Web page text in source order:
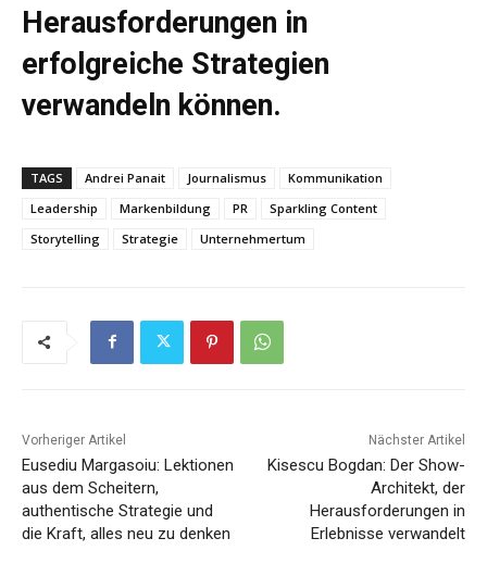
Herausforderungen in
erfolgreiche Strategien
verwandeln können.
TAGS Andrei Panait Journalismus
Kommunikation
Leadership
Markenbildung PR
Sparkling Content
Storytelling
Strategie Unternehmertum
Vorheriger Artikel
Eusediu Margasoiu: Lektionen
aus dem Scheitern,
authentische Strategie und
die Kraft, alles neu zu denken
Nächster Artikel
Kisescu Bogdan: Der Show-
Architekt, der
Herausforderungen in
Erlebnisse verwandelt